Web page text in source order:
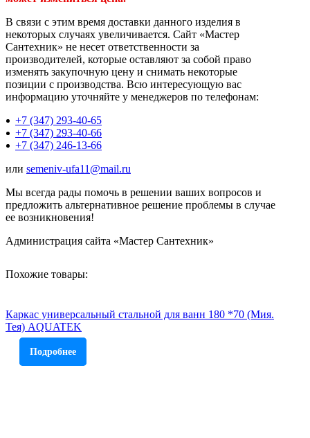
В связи с этим время доставки данного изделия в
некоторых случаях увеличивается. Сайт «Мастер
Сантехник» не несет ответственности за
производителей, которые оставляют за собой право
изменять закупочную цену и снимать некоторые
позиции с производства. Всю интересующую вас
информацию уточняйте у менеджеров по телефонам:
+7 (347) 293-40-65
+7 (347) 293-40-66
+7 (347) 246-13-66
или semeniv-ufa11@mail.ru
Мы всегда рады помочь в решении ваших вопросов и
предложить альтернативное решение проблемы в случае
ее возникновения!
Администрация сайта «Мастер Сантехник»
Похожие товары:
Каркас универсальный стальной для ванн 180 *70 (Мия.
Тея) AQUATEK
Подробнее